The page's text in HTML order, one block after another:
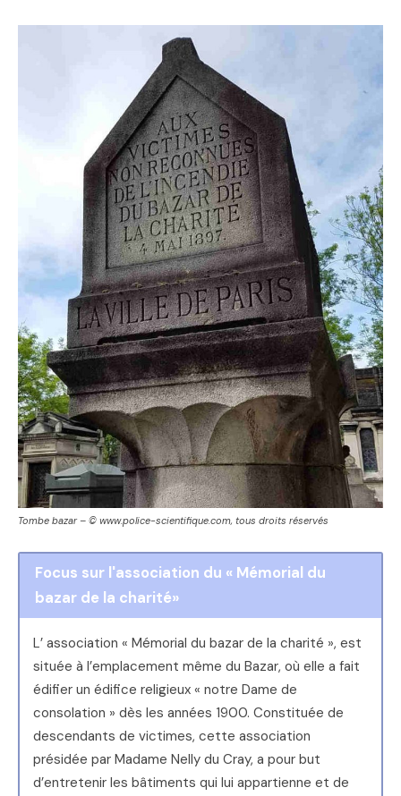
Tombe bazar – © www.police-scientifique.com, tous droits réservés
Focus sur l'association du « Mémorial du
bazar de la charité»
L’ association « Mémorial du bazar de la charité », est
située à l’emplacement même du Bazar, où elle a fait
édifier un édifice religieux « notre Dame de
consolation » dès les années 1900. Constituée de
descendants de victimes, cette association
présidée par Madame Nelly du Cray, a pour but
d’entretenir les bâtiments qui lui appartienne et de